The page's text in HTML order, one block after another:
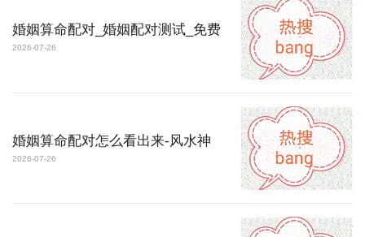
婚姻算命配对_婚姻配对测试_免费
2026-07-26
婚姻算命配对怎么看出来-风水神
2026-07-26